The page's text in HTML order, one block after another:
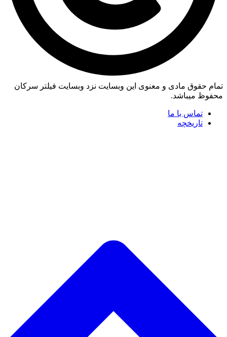
تمام حقوق مادی و معنوی این وبسایت نزد وبسایت فیلتر سرکان
محفوظ میباشد.
تماس با ما
تاریخچه